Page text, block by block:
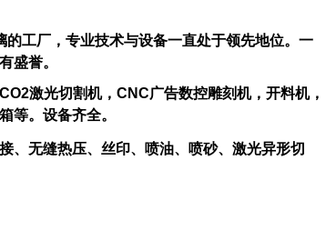
工厂，专业技术与设备一直处于领先地位。一
全国享有盛誉。
激光切割机，CNC广告数控雕刻机，开料机，
烤箱等。设备齐全。
、无缝热压、丝印、喷油、喷砂、激光异形切